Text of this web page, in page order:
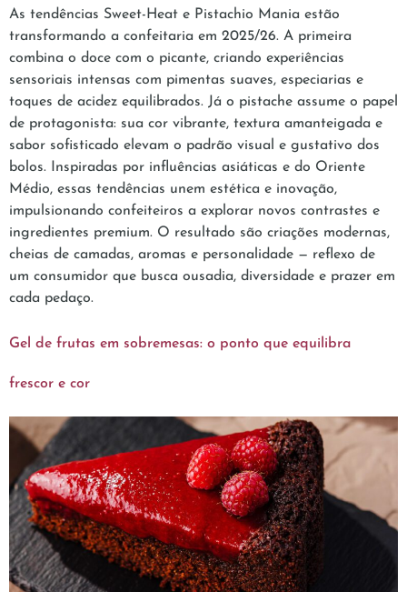
As tendências Sweet-Heat e Pistachio Mania estão
transformando a confeitaria em 2025/26. A primeira
combina o doce com o picante, criando experiências
sensoriais intensas com pimentas suaves, especiarias e
toques de acidez equilibrados. Já o pistache assume o papel
de protagonista: sua cor vibrante, textura amanteigada e
sabor sofisticado elevam o padrão visual e gustativo dos
bolos. Inspiradas por influências asiáticas e do Oriente
Médio, essas tendências unem estética e inovação,
impulsionando confeiteiros a explorar novos contrastes e
ingredientes premium. O resultado são criações modernas,
cheias de camadas, aromas e personalidade — reflexo de
um consumidor que busca ousadia, diversidade e prazer em
cada pedaço.
Gel de frutas em sobremesas: o ponto que equilibra
frescor e cor